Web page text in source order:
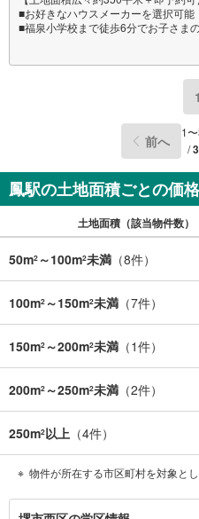
■お好きなハウスメーカーを選択可能
■福泉小学校まで徒歩6分でお子さま
特徴
・関西スーパー萬崎菱木店まで徒歩
・事務所用地や倉庫用地にもご活用
・リフォームなどのご相談にも対応
・福泉小学校まで徒歩約6分
・福泉中学校まで徒歩約12分
1.お金の扱い方のプロ、ファイナン
ト！
2.買い替えなどにも対応できる売却専
3.たくさんの銀行と繋がりがあるた
能！
4.物件のお引渡し後に必要になった
ランナーがご提案！
5.定期的にご連絡を繋ぎ、有事の際
弊社は専門家同士が連携をとってい
す。
お気軽にお問合せください！
1
前へ 1〜
/3
鳳駅の土地面積ごとの価
土地面積（該当物件数）
50m2 ～100m2未満 （8件）
100m2 ～150m2未満 （7件）
150m2 ～200m2未満 （1件）
200m2 ～250m2未満 （2件）
250m2以上 （4件）
物件が所在する市区町村を対象と
堺